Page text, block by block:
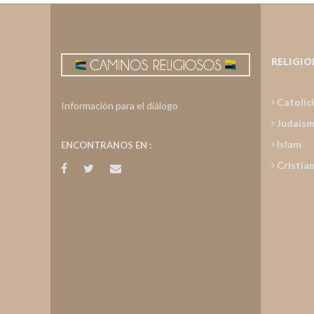
Información para el diálogo
ENCONTRANOS EN :
Islam